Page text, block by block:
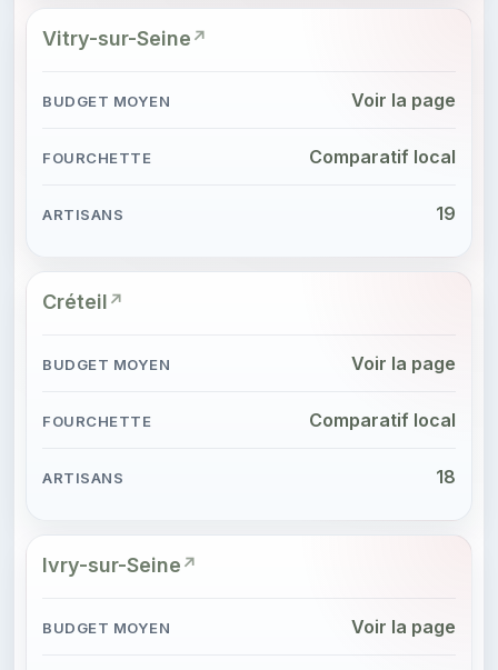
Vitry-sur-Seine
Voir la page
Comparatif local
19
Créteil
Voir la page
Comparatif local
18
Ivry-sur-Seine
Voir la page